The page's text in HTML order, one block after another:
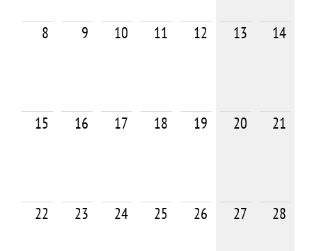
8 9 10 11 12 13 14
15 16 17 18 19 20 21
22 23 24 25 26 27 28